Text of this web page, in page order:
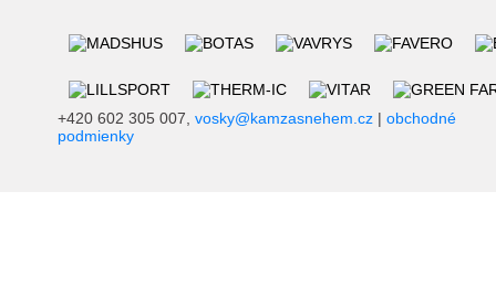
+420 602 305 007, vosky@kamzasnehem.cz | obchodné
podmienky